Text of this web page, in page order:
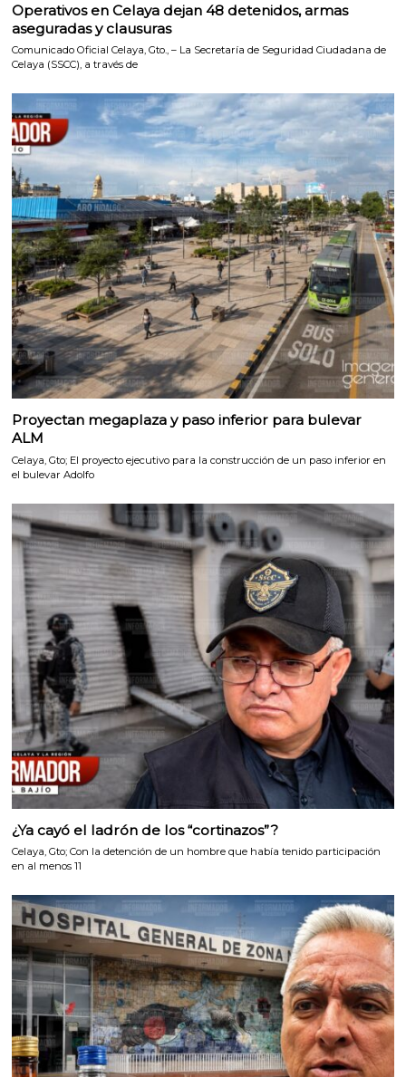
Operativos en Celaya dejan 48 detenidos, armas
aseguradas y clausuras
Comunicado Oficial Celaya, Gto., – La Secretaría de Seguridad Ciudadana de
Celaya (SSCC), a través de
Proyectan megaplaza y paso inferior para bulevar
ALM
Celaya, Gto; El proyecto ejecutivo para la construcción de un paso inferior en
el bulevar Adolfo
¿Ya cayó el ladrón de los “cortinazos”?
Celaya, Gto; Con la detención de un hombre que había tenido participación
en al menos 11